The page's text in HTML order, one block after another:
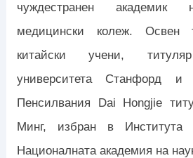
чуждестранен академик
медицински колеж.
китайски учени,
университета Станфорд и
Пенсилвания Dai Hongjie
Минг, избран в
Националната академия на